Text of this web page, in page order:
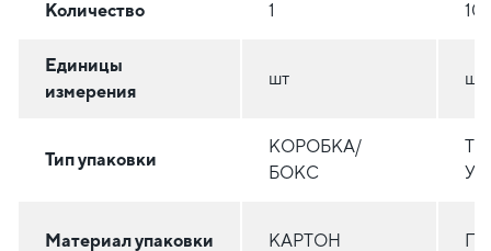
Количество 1 10
Единицы
измерения
шт шт
Тип упаковки
КОРОБКА/
БОКС
Материал упаковки КАРТОН